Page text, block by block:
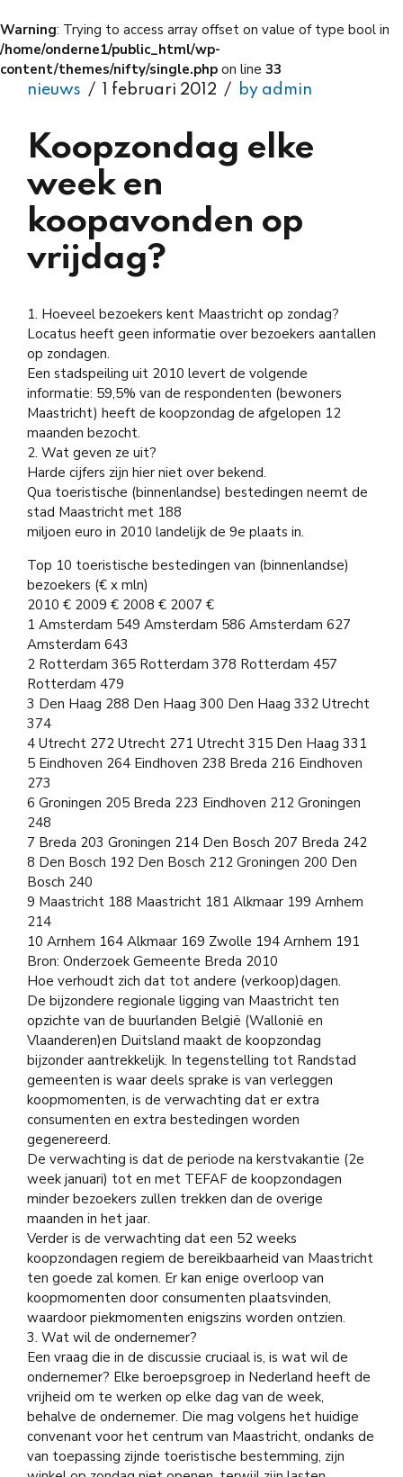
Warning: Trying to access array offset on value of type bool in
/home/onderne1/public_html/wp-
content/themes/nifty/single.php on line 33
nieuws 1 februari 2012 by admin
Koopzondag elke
week en
koopavonden op
vrijdag?
1. Hoeveel bezoekers kent Maastricht op zondag?
Locatus heeft geen informatie over bezoekers aantallen
op zondagen.
Een stadspeiling uit 2010 levert de volgende
informatie: 59,5% van de respondenten (bewoners
Maastricht) heeft de koopzondag de afgelopen 12
maanden bezocht.
2. Wat geven ze uit?
Harde cijfers zijn hier niet over bekend.
Qua toeristische (binnenlandse) bestedingen neemt de
stad Maastricht met 188
miljoen euro in 2010 landelijk de 9e plaats in.
Top 10 toeristische bestedingen van (binnenlandse)
bezoekers (€ x mln)
2010 € 2009 € 2008 € 2007 €
1 Amsterdam 549 Amsterdam 586 Amsterdam 627
Amsterdam 643
2 Rotterdam 365 Rotterdam 378 Rotterdam 457
Rotterdam 479
3 Den Haag 288 Den Haag 300 Den Haag 332 Utrecht
374
4 Utrecht 272 Utrecht 271 Utrecht 315 Den Haag 331
5 Eindhoven 264 Eindhoven 238 Breda 216 Eindhoven
273
6 Groningen 205 Breda 223 Eindhoven 212 Groningen
248
7 Breda 203 Groningen 214 Den Bosch 207 Breda 242
8 Den Bosch 192 Den Bosch 212 Groningen 200 Den
Bosch 240
9 Maastricht 188 Maastricht 181 Alkmaar 199 Arnhem
214
10 Arnhem 164 Alkmaar 169 Zwolle 194 Arnhem 191
Bron: Onderzoek Gemeente Breda 2010
Hoe verhoudt zich dat tot andere (verkoop)dagen.
De bijzondere regionale ligging van Maastricht ten
opzichte van de buurlanden België (Wallonië en
Vlaanderen)en Duitsland maakt de koopzondag
bijzonder aantrekkelijk. In tegenstelling tot Randstad
gemeenten is waar deels sprake is van verleggen
koopmomenten, is de verwachting dat er extra
consumenten en extra bestedingen worden
gegenereerd.
De verwachting is dat de periode na kerstvakantie (2e
week januari) tot en met TEFAF de koopzondagen
minder bezoekers zullen trekken dan de overige
maanden in het jaar.
Verder is de verwachting dat een 52 weeks
koopzondagen regiem de bereikbaarheid van Maastricht
ten goede zal komen. Er kan enige overloop van
koopmomenten door consumenten plaatsvinden,
waardoor piekmomenten enigszins worden ontzien.
3. Wat wil de ondernemer?
Een vraag die in de discussie cruciaal is, is wat wil de
ondernemer? Elke beroepsgroep in Nederland heeft de
vrijheid om te werken op elke dag van de week,
behalve de ondernemer. Die mag volgens het huidige
convenant voor het centrum van Maastricht, ondanks de
van toepassing zijnde toeristische bestemming, zijn